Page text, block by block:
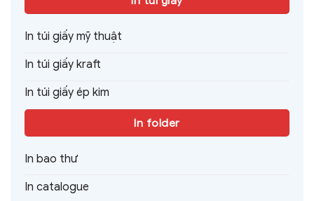
In túi giấy mỹ thuật
In túi giấy kraft
In túi giấy ép kim
In folder
In bao thư
In catalogue